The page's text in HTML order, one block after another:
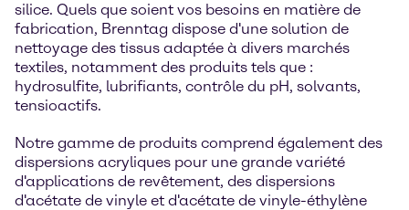
silice. Quels que soient vos besoins en matière de
fabrication, Brenntag dispose d'une solution de
nettoyage des tissus adaptée à divers marchés
textiles, notamment des produits tels que :
hydrosulfite, lubrifiants, contrôle du pH, solvants,
tensioactifs.
Notre gamme de produits comprend également des
dispersions acryliques pour une grande variété
d'applications de revêtement, des dispersions
d'acétate de vinyle et d'acétate de vinyle-éthylène